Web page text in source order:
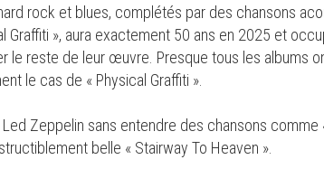
rock et blues, complétés par des chansons
Graffiti », aura exactement 50 ans en 2025 et
le reste de leur œuvre. Presque tous les albums
le cas de « Physical Graffiti ».
Zeppelin sans entendre des chansons comme
belle « Stairway To Heaven ».